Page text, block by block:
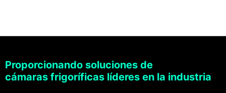
Proporcionando soluciones de
cámaras frigoríficas líderes en la industria